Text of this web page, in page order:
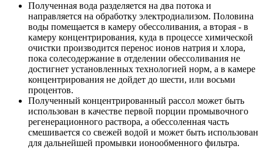
Полученная вода разделяется на два потока и
направляется на обработку электродиализом. Половина
воды помещается в камеру обессоливания, а вторая - в
камеру концентрирования, куда в процессе химической
очистки производится перенос ионов натрия и хлора,
пока солесодержание в отделении обессоливания не
достигнет установленных технологией норм, а в камере
концентрирования не дойдет до шести, или восьми
процентов.
Полученный концентрированный рассол может быть
использован в качестве первой порции промывочного
регенерационного раствора, а обессоленная часть
смешивается со свежей водой и может быть использован
для дальнейшей промывки ионообменного фильтра.